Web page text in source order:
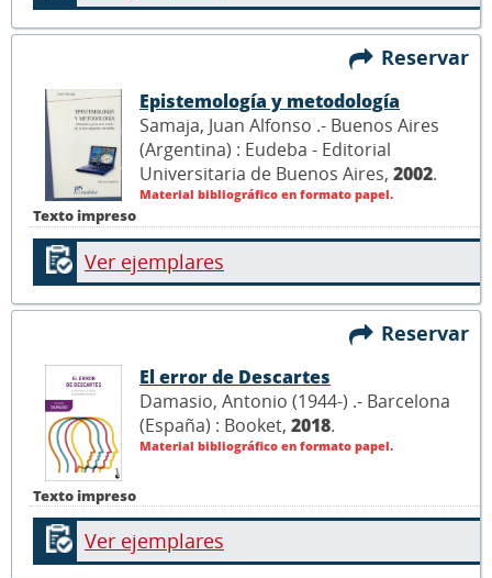
Reservar
Texto impreso
Epistemología y metodología
Samaja, Juan Alfonso .- Buenos Aires
(Argentina) : Eudeba - Editorial
Universitaria de Buenos Aires, 2002.
Material bibliográfico en formato papel.
Ver ejemplares
Reservar
Texto impreso
El error de Descartes
Damasio, Antonio (1944-) .- Barcelona
(España) : Booket, 2018.
Material bibliográfico en formato papel.
Ver ejemplares